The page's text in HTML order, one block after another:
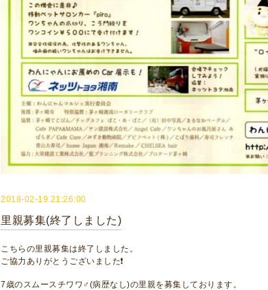
2018-02-19 21:26:00
里親募集(終了しました)
こちらの里親募集は終了しました。
ご協力ありがとうございました❗
7歳のスムースチワワ♂(病歴なし)の里親を募集しております。